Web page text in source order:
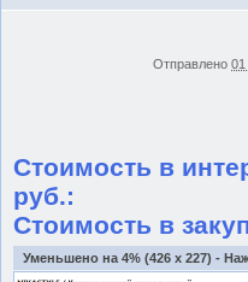
Отправлено 01
Стоимость в
руб.:
Стоимость в
Уменьшено на 4% (426 x 227) -